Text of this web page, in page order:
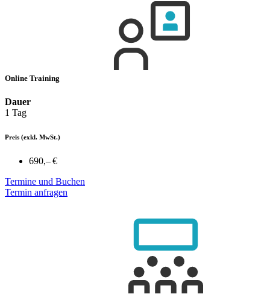
Online Training
Dauer
1 Tag
Preis (exkl. MwSt.)
690,– €
Termine und Buchen
Termin anfragen